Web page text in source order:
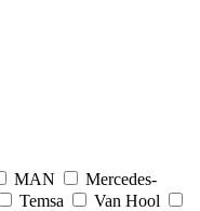
MAN
Mercedes-
Temsa
Van Hool